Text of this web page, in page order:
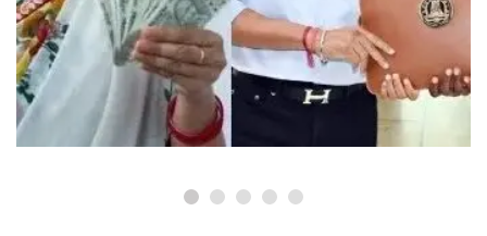
தவெக அரசின் முதல் பட்ஜெட்டில்
விடுபட்ட முக்கிய வாக்குறுதிகள்: நிதி
நெருக்கடி குறித்து அமைச்சர் விளக்கம்!